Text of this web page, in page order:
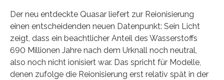
Der neu entdeckte Quasar liefert zur Reionisierung
einen entscheidenden neuen Datenpunkt: Sein Licht
zeigt, dass ein beachtlicher Anteil des Wasserstoffs
690 Millionen Jahre nach dem Urknall noch neutral,
also noch nicht ionisiert war. Das spricht für Modelle,
denen zufolge die Reionisierung erst relativ spät in der